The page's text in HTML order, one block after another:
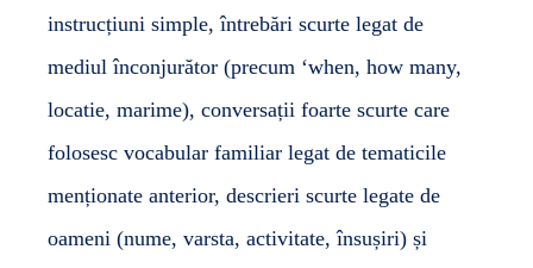
instrucțiuni simple, întrebări scurte legat de
mediul înconjurător (precum ‘when, how many,
locatie, marime), conversații foarte scurte care
folosesc vocabular familiar legat de tematicile
menționate anterior, descrieri scurte legate de
oameni (nume, varsta, activitate, însușiri) și